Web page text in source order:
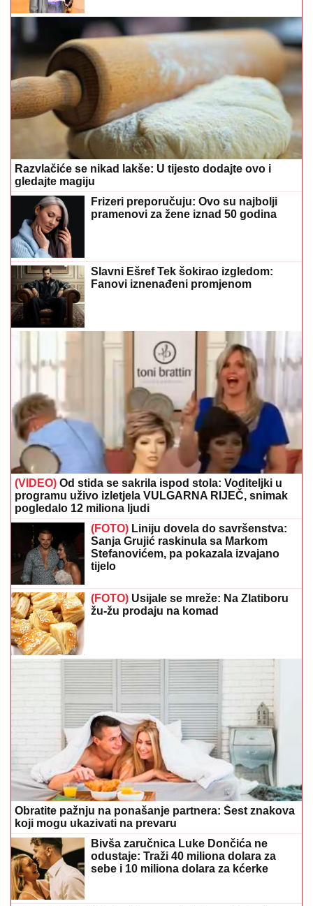
Razvlačiće se nikad lakše: U tijesto dodajte ovo i
gledajte magiju
Frizeri preporučuju: Ovo su najbolji
pramenovi za žene iznad 50 godina
Slavni Ešref Tek šokirao izgledom:
Fanovi iznenađeni promjenom
(VIDEO) Od stida se sakrila ispod stola: Voditeljki u
programu uživo izletjela VULGARNA RIJEČ, snimak
pogledalo 12 miliona ljudi
(FOTO) Liniju dovela do savršenstva:
Sanja Grujić raskinula sa Markom
Stefanovićem, pa pokazala izvajano
tijelo
(FOTO) Usijale se mreže: Na Zlatiboru
žu-žu prodaju na komad
Obratite pažnju na ponašanje partnera: Šest znakova
koji mogu ukazivati na prevaru
Bivša zaručnica Luke Dončića ne
odustaje: Traži 40 miliona dolara za
sebe i 10 miliona dolara za kćerke